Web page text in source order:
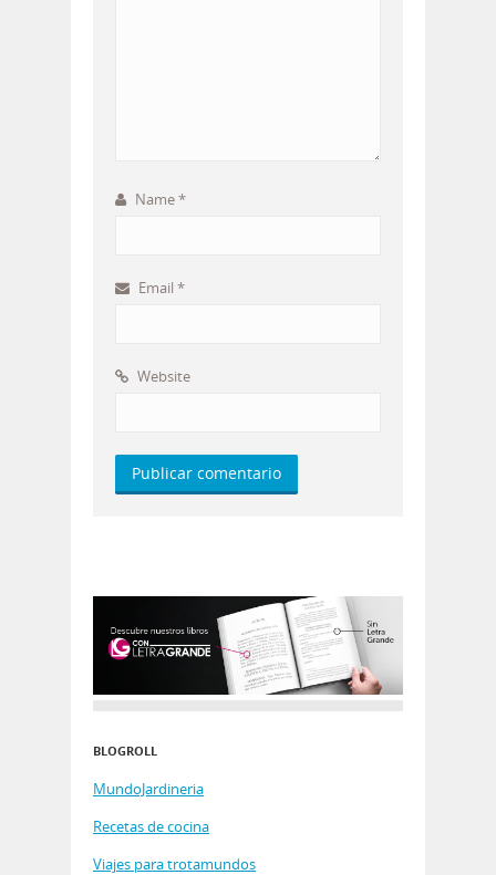
Name*
Email *
Website
BLOGROLL
MundoJardineria
Recetas de cocina
Viajes para trotamundos